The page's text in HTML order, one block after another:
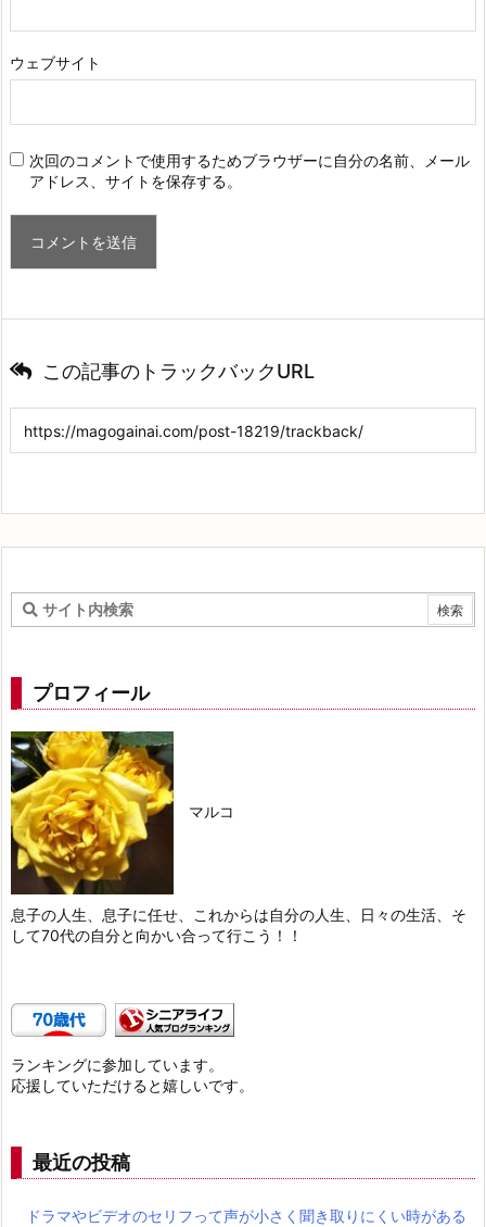
ウェブサイト
次回のコメントで使用するためブラウザーに自分の名前、メール
アドレス、サイトを保存する。
この記事のトラックバックURL
プロフィール
マルコ
息子の人生、息子に任せ、これからは自分の人生、日々の生活、そ
して70代の自分と向かい合って行こう！！
ランキングに参加しています。
応援していただけると嬉しいです。
最近の投稿
ドラマやビデオのセリフって声が小さく聞き取りにくい時がある